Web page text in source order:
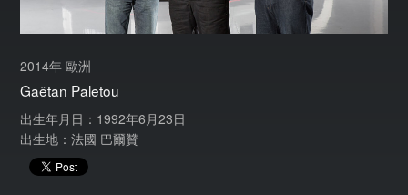
2014年 歐洲
Gaëtan Paletou
出生年月日：1992年6月23日
出生地：法國 巴爾贊